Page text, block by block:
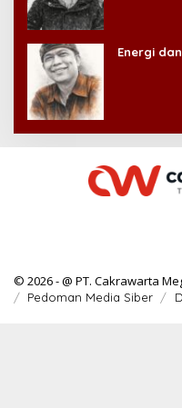
Energi
© 2026 - @ PT. Cakrawarta
Pedoman Media Siber